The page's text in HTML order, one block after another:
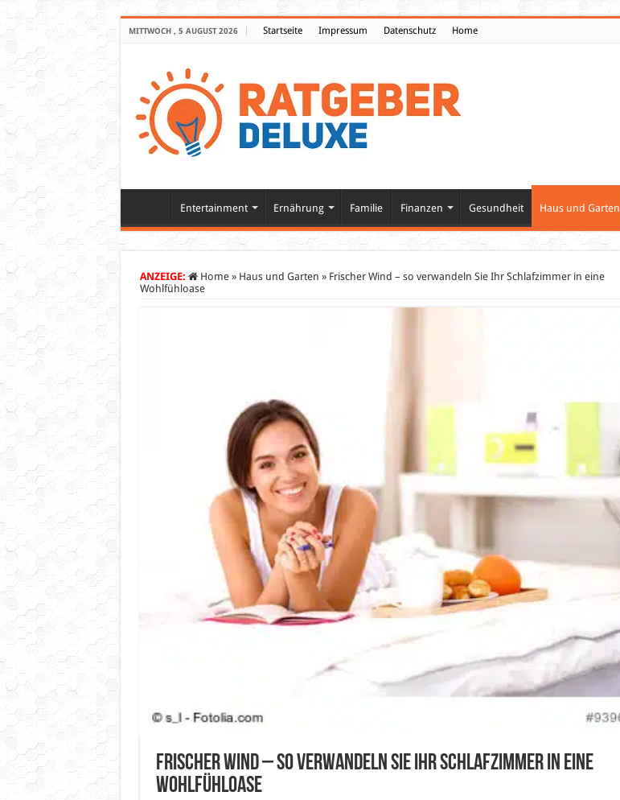
MITTWOCH , 5 AUGUST 2026 Startseite Impressum Datenschutz Home
Entertainment Ernährung Familie Finanzen Gesundheit Haus und Garten
ANZEIGE: Home » Haus und Garten » Frischer Wind – so verwandeln Sie Ihr Schlafzimmer in eine
Wohlfühloase
Frischer Wind – so verwandeln Sie Ihr Schlafzimmer in eine
Wohlfühloase